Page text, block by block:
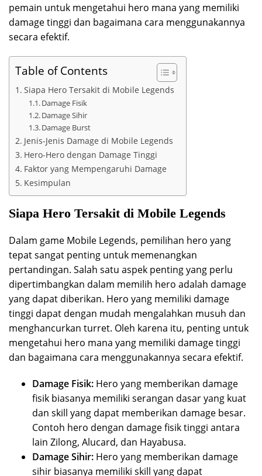
pemain untuk mengetahui hero mana yang memiliki
damage tinggi dan bagaimana cara menggunakannya
secara efektif.
Table of Contents
Siapa Hero Tersakit di Mobile Legends
Damage Fisik
Damage Sihir
Damage Burst
Jenis-Jenis Damage di Mobile Legends
Hero-Hero dengan Damage Tinggi
Faktor yang Mempengaruhi Damage
Kesimpulan
Siapa Hero Tersakit di Mobile Legends
Dalam game Mobile Legends, pemilihan hero yang
tepat sangat penting untuk memenangkan
pertandingan. Salah satu aspek penting yang perlu
dipertimbangkan dalam memilih hero adalah damage
yang dapat diberikan. Hero yang memiliki damage
tinggi dapat dengan mudah mengalahkan musuh dan
menghancurkan turret. Oleh karena itu, penting untuk
mengetahui hero mana yang memiliki damage tinggi
dan bagaimana cara menggunakannya secara efektif.
Damage Fisik: Hero yang memberikan damage
fisik biasanya memiliki serangan dasar yang kuat
dan skill yang dapat memberikan damage besar.
Contoh hero dengan damage fisik tinggi antara
lain Zilong, Alucard, dan Hayabusa.
Damage Sihir: Hero yang memberikan damage
sihir biasanya memiliki skill yang dapat